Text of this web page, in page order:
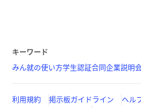
キーワード
みん就の使い方学生認証合同企業説明
利用規約 掲示板ガイドライン ヘル